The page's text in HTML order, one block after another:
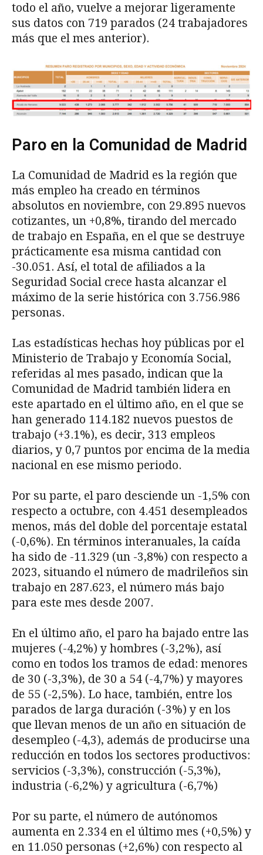
todo el año, vuelve a mejorar ligeramente
sus datos con 719 parados (24 trabajadores
más que el mes anterior).
Paro en la Comunidad de Madrid
La Comunidad de Madrid es la región que
más empleo ha creado en términos
absolutos en noviembre, con 29.895 nuevos
cotizantes, un +0,8%, tirando del mercado
de trabajo en España, en el que se destruye
prácticamente esa misma cantidad con
-30.051. Así, el total de afiliados a la
Seguridad Social crece hasta alcanzar el
máximo de la serie histórica con 3.756.986
personas.
Las estadísticas hechas hoy públicas por el
Ministerio de Trabajo y Economía Social,
referidas al mes pasado, indican que la
Comunidad de Madrid también lidera en
este apartado en el último año, en el que se
han generado 114.182 nuevos puestos de
trabajo (+3.1%), es decir, 313 empleos
diarios, y 0,7 puntos por encima de la media
nacional en ese mismo periodo.
Por su parte, el paro desciende un -1,5% con
respecto a octubre, con 4.451 desempleados
menos, más del doble del porcentaje estatal
(-0,6%). En términos interanuales, la caída
ha sido de -11.329 (un -3,8%) con respecto a
2023, situando el número de madrileños sin
trabajo en 287.623, el número más bajo
para este mes desde 2007.
En el último año, el paro ha bajado entre las
mujeres (-4,2%) y hombres (-3,2%), así
como en todos los tramos de edad: menores
de 30 (-3,3%), de 30 a 54 (-4,7%) y mayores
de 55 (-2,5%). Lo hace, también, entre los
parados de larga duración (-3%) y en los
que llevan menos de un año en situación de
desempleo (-4,3), además de producirse una
reducción en todos los sectores productivos:
servicios (-3,3%), construcción (-5,3%),
industria (-6,2%) y agricultura (-6,7%)
Por su parte, el número de autónomos
aumenta en 2.334 en el último mes (+0,5%) y
en 11.050 personas (+2,6%) con respecto al